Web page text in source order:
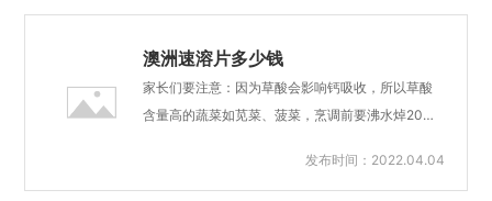
多久钙有“生命元素”之称，...
要，小儿需要量相对大于成人。锌缺乏预防的主要
措施：（1）提倡母乳喂养：人乳中的锌比牛乳中的
锌吸收更好（2）按时添加辅食：随月龄增加母乳中
黄、豆浆、待婴儿大些则可加瘦肉、鱼肉、鸡肉、
豆类及各种坚果类。还可给小儿吃强化锌食物（3）
澳洲速溶片多少钱
家长们要注意：因为草酸会影响钙吸收，所以草酸
含量高的蔬菜如苋菜、菠菜，烹调前要沸水焯20秒
收率反而会下降。有研究表明：当钙的摄入量为20
发布时间：2022.04.04